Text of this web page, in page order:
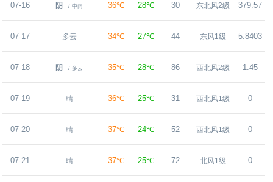
07-16 阴 / 中雨 36℃ 28℃ 30 东北风2级 379.57
07-17 多云 34℃ 27℃ 44 东风1级 5.8403
07-18 阴 / 多云 35℃ 28℃ 86 西北风2级 1.45
07-19 晴 36℃ 25℃ 31 西北风1级 0
07-20 晴 37℃ 24℃ 52 西北风1级 0
07-21 晴 37℃ 25℃ 72 北风1级 0